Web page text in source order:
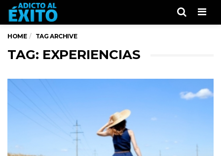
HOME TAG ARCHIVE
TAG: EXPERIENCIAS